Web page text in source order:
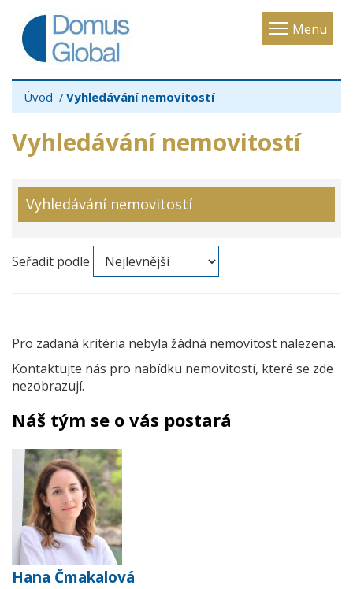
Menu
Toggle
Úvod Vyhledávání nemovitostí
Vyhledávání nemovitostí
Vyhledávání nemovitostí
Seřadit podle
Pro zadaná kritéria nebyla žádná nemovitost nalezena.
Kontaktujte nás pro nabídku nemovitostí, které se zde
nezobrazují.
Náš tým se o vás postará
Hana Čmakalová